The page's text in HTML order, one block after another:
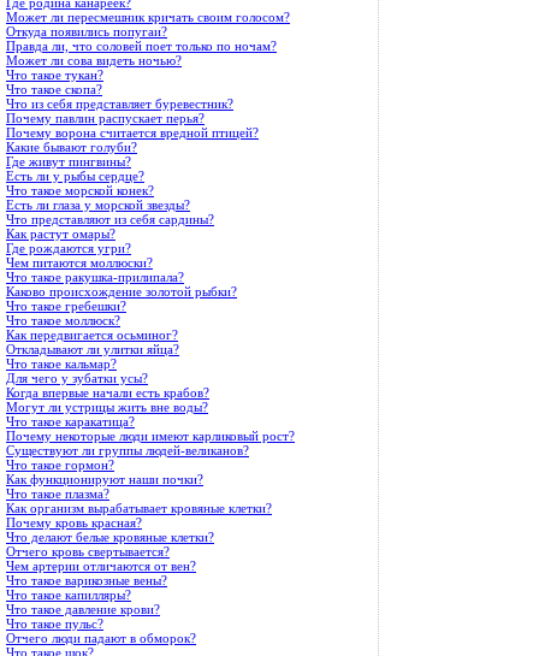
Может ли пересмешник кричать своим голосом?
Откуда появились попугаи?
Правда ли, что соловей поет только по ночам?
Может ли сова видеть ночью?
Что такое тукан?
Что такое скопа?
Что из себя представляет буревестник?
Почему павлин распускает перья?
Почему ворона считается вредной птицей?
Какие бывают голуби?
Где живут пингвины?
Есть ли у рыбы сердце?
Что такое морской конек?
Есть ли глаза у морской звезды?
Что представляют из себя сардины?
Как растут омары?
Где рождаются угри?
Чем питаются моллюски?
Что такое ракушка-прилипала?
Каково происхождение золотой рыбки?
Что такое гребешки?
Что такое моллюск?
Как передвигается осьминог?
Откладывают ли улитки яйца?
Что такое кальмар?
Для чего у зубатки усы?
Когда впервые начали есть крабов?
Могут ли устрицы жить вне воды?
Что такое каракатица?
Почему некоторые люди имеют карликовый рост?
Существуют ли группы людей-великанов?
Что такое гормон?
Как функционируют наши почки?
Что такое плазма?
Как организм вырабатывает кровяные клетки?
Почему кровь красная?
Что делают белые кровяные клетки?
Отчего кровь свертывается?
Чем артерии отличаются от вен?
Что такое варикозные вены?
Что такое капилляры?
Что такое давление крови?
Что такое пульс?
Отчего люди падают в обморок?
Что такое шок?